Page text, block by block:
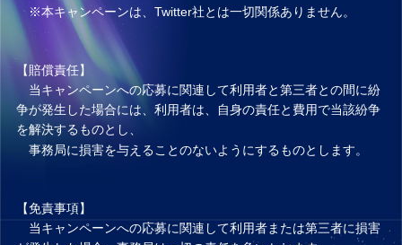
※本キャンペーンは、Twitter社とは一切関係ありません。
【賠償責任】
当キャンペーンへの応募に関連して利用者と第三者との間に紛
争が発生した場合には、利用者は、自身の責任と費用で当該紛争
を解決するものとし、
事務局に損害を与えることのないようにするものとします。
【免責事項】
当キャンペーンへの応募に関連して利用者または第三者に損害